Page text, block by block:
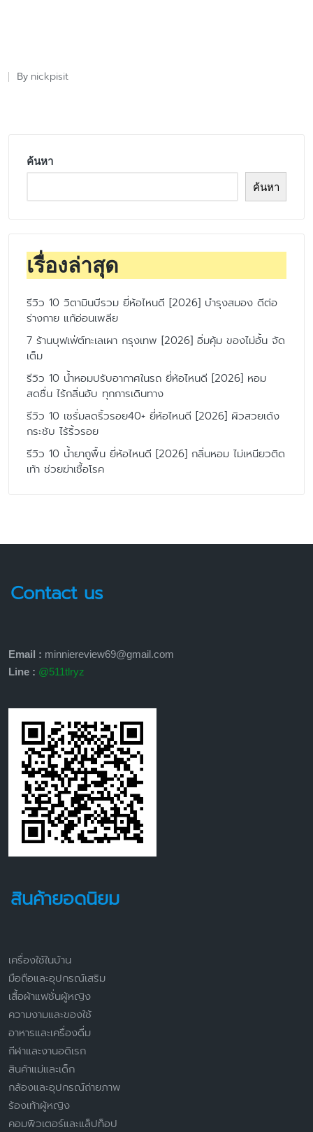
Posted
By nickpisit
ค้นหา
ค้นหา
เรื่องล่าสุด
รีวิว 10 วิตามินบีรวม ยี่ห้อไหนดี [2026] บำรุงสมอง ดีต่อ
ร่างกาย แก้อ่อนเพลีย
7 ร้านบุฟเฟ่ต์ทะเลเผา กรุงเทพ [2026] อิ่มคุ้ม ของไม่อั้น จัด
เต็ม
รีวิว 10 น้ำหอมปรับอากาศในรถ ยี่ห้อไหนดี [2026] หอม
สดชื่น ไร้กลิ่นอับ ทุกการเดินทาง
รีวิว 10 เซรั่มลดริ้วรอย40+ ยี่ห้อไหนดี [2026] ผิวสวยเด้ง
กระชับ ไร้ริ้วรอย
รีวิว 10 น้ำยาถูพื้น ยี่ห้อไหนดี [2026] กลิ่นหอม ไม่เหนียวติด
เท้า ช่วยฆ่าเชื้อโรค
Contact us
Email : minniereview69@gmail.com
Line : @511tlryz
สินค้ายอดนิยม
เครื่องใช้ในบ้าน
มือถือและอุปกรณ์เสริม
เสื้อผ้าแฟชั่นผู้หญิง
ความงามและของใช้
อาหารและเครื่องดื่ม
กีฬาและงานอดิเรก
สินค้าแม่และเด็ก
กล้องและอุปกรณ์ถ่ายภาพ
ร้องเท้าผู้หญิง
คอมพิวเตอร์และแล็ปท็อป